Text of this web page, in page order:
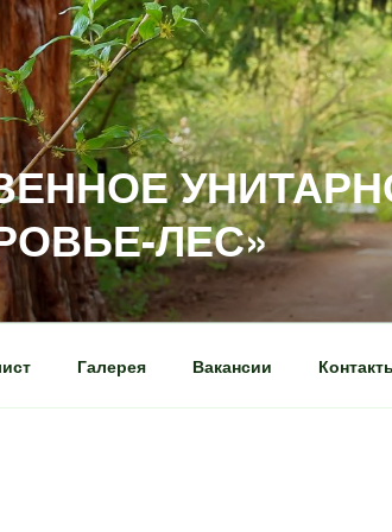
ЛЕС»
Галерея Вакансии